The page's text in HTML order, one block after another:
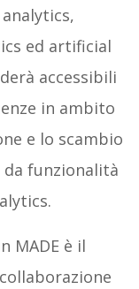
ed artificial
accessibili
in ambito
e lo scambio
funzionalità
MADE è il